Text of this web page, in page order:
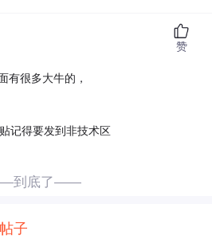
有很多大牛的，
记得要发到非技术区
赞
到底了——
帖子